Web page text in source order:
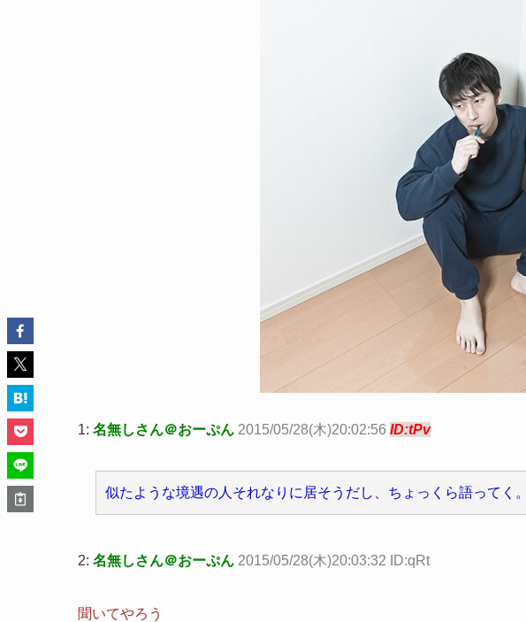
1: 名無しさん＠おーぷん 2015/05/28(木)20:02:56 ID:tPv
似たような境遇の人それなりに居そうだし、ちょっくら語ってく。
2: 名無しさん＠おーぷん 2015/05/28(木)20:03:32 ID:qRt
聞いてやろう